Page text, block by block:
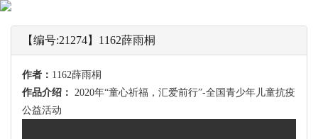
【编号:21274】1162薛雨桐
作者： 1162薛雨桐
作品介绍： 2020年“童心祈福，汇爱前行”-全国青少年儿童抗疫
公益活动